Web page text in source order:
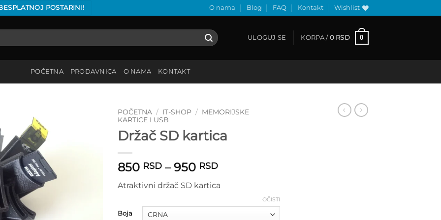
POSTARINI! O nama Blog FAQ Kontakt Wishlist
ULOGUJ SE KORPA / 0 RSD 0
POČETNA PRODAVNICA O NAMA KONTAKT
POČETNA / IT-SHOP / MEMORIJSKE
KARTICE I USB
Držač SD kartica
850 RSD – 950 RSDRaspon
od
850 RSD
Atraktivni držač SD kartica
Boja
OČISTI